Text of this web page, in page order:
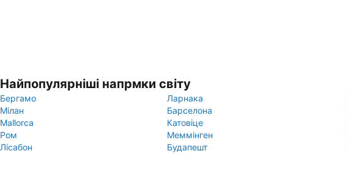
Найпопулярніші напрмки світу
Бергамо
Ларнака
Мілан
Барселона
Mallorca
Катовіце
Ром
Меммінген
Лісабон
Будапешт